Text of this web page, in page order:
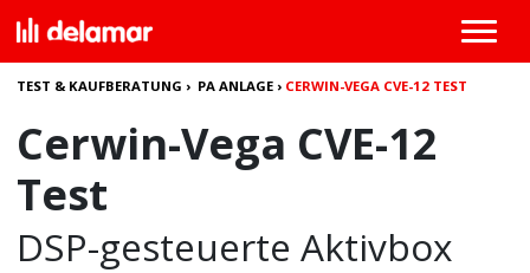
TEST & KAUFBERATUNG › PA ANLAGE › CERWIN-VEGA CVE-12 TEST
Cerwin-Vega CVE-12
Test
DSP-gesteuerte Aktivbox